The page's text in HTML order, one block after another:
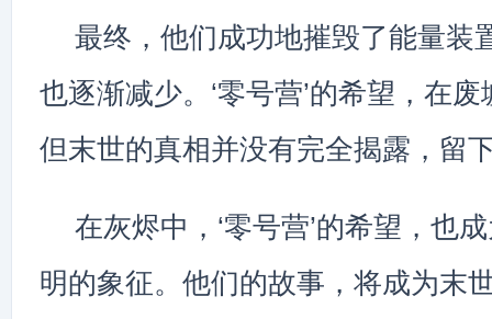
最终，他们成功地摧毁了能量装
也逐渐减少。‘零号营’的希望，在
但末世的真相并没有完全揭露，留
在灰烬中，‘零号营’的希望，也
明的象征。他们的故事，将成为末